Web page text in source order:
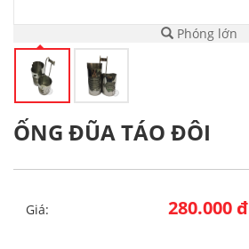
Phóng lớn
ỐNG ĐŨA TÁO ĐÔI
Giá: 280.000 đ